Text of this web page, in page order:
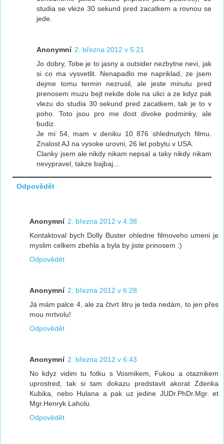
studia se vleze 30 sekund pred zacatkem a rovnou se
jede.
Anonymní 2. března 2012 v 5:21
Jo dobry, Tobe je to jasny a outsider nezbytne nevi, jak
si co ma vysvetlit. Nenapadlo me napriklad, ze jsem
dejme tomu termin nezrusil, ale jeste minutu pred
prenosem muzu bejt nekde dole na ulici a ze kdyz pak
vlezu do studia 30 sekund pred zacatkem, tak je to v
poho. Toto jsou pro me dost divoke podminky, ale
budiz.
Je mi 54, mam v deniku 10 876 shlednutych filmu.
Znalost AJ na vysoke urovni, 26 let pobytu v USA.
Clanky jsem ale nikdy nikam nepsal a taky nikdy nikam
nevypravel, takze bajbaj...
Odpovědět
Anonymní 2. března 2012 v 4:38
Kontaktoval bych Dolly Buster ohledne filmoveho umeni je
myslim celkem zbehla a byla by jiste prinosem :)
Odpovědět
Anonymní 2. března 2012 v 6:28
Já mám palce 4, ale za čtvrt litru je teda nedám, to jen přes
mou mrtvolu!
Odpovědět
Anonymní 2. března 2012 v 6:43
No kdyz vidim tu fotku s Vosmikem, Fukou a otaznikem
uprostred, tak si tam dokazu predstavit akorat Zdenka
Kubika, nebo Hulana a pak uz jedine JUDr.PhDr.Mgr. et
Mgr.Henryk Laholu.
Odpovědět